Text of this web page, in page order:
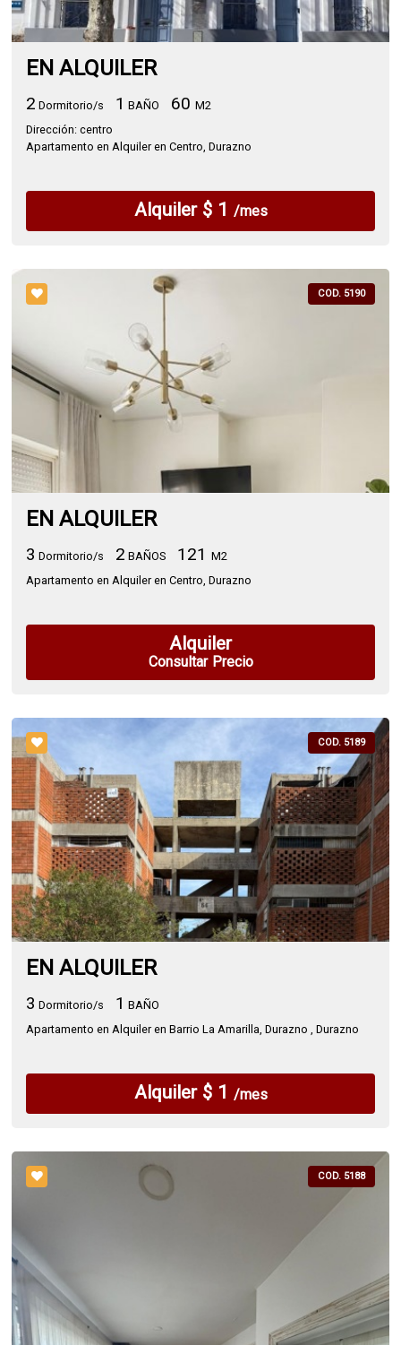
EN ALQUILER
2 Dormitorio/s 1 BAÑO 60 M2
Dirección: centro
Apartamento en Alquiler en Centro, Durazno
Alquiler $ 1 /mes
COD. 5190
EN ALQUILER
3 Dormitorio/s 2 BAÑOS 121 M2
Apartamento en Alquiler en Centro, Durazno
Alquiler
Consultar Precio
COD. 5189
EN ALQUILER
3 Dormitorio/s 1 BAÑO
Apartamento en Alquiler en Barrio La Amarilla, Durazno , Durazno
Alquiler $ 1 /mes
COD. 5188